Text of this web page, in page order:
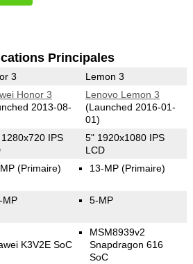
Principales
3 Lemon 3
Honor 3
2013-08-
Lenovo Lemon 3
(Launched 2016-01-
01)
IPS
5" 1920x1080 IPS
LCD
(Primaire) 13-MP (Primaire)
MP 5-MP
K3V2E SoC
MSM8939v2
Snapdragon 616
SoC